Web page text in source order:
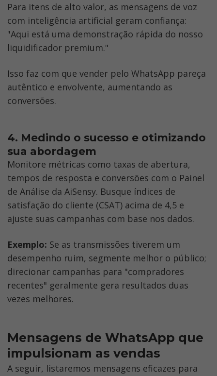
Para itens de alto valor, as mensagens de voz
com inteligência artificial geram confiança:
"Aqui está uma demonstração rápida do nosso
liquidificador premium."
Isso faz com que vender pelo WhatsApp pareça
autêntico e envolvente, aumentando as
conversões.
4. Medindo o sucesso e otimizando
sua abordagem
Monitore métricas como taxas de abertura,
tempos de resposta e conversões com o Painel
de Análise da AiSensy. Busque índices de
satisfação do cliente (CSAT) acima de 4,5 e
ajuste suas campanhas com base nos dados.
Exemplo: Se as transmissões tiverem um
desempenho ruim, segmente melhor o público;
direcionar campanhas para "compradores
recentes" geralmente gera resultados duas
vezes melhores.
Mensagens de WhatsApp que
impulsionam as vendas
A seguir, listaremos mensagens eficazes para